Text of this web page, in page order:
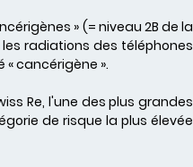
» (= niveau 2B de la
les radiations des téléphones
cancérigène ».
Re, l'une des plus grandes
de risque la plus élevée